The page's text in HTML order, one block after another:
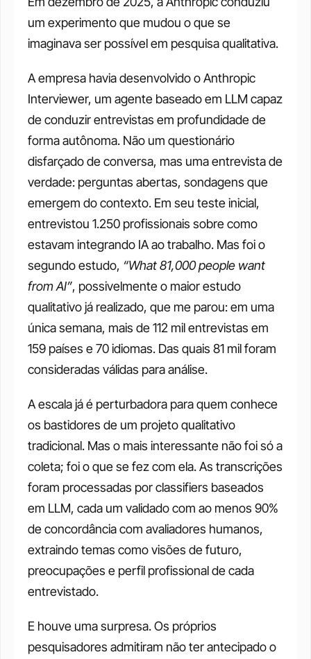
um experimento que mudou o que se
imaginava ser possível em pesquisa qualitativa.
A empresa havia desenvolvido o Anthropic
Interviewer, um agente baseado em LLM capaz
de conduzir entrevistas em profundidade de
forma autônoma. Não um questionário
disfarçado de conversa, mas uma entrevista de
verdade: perguntas abertas, sondagens que
emergem do contexto. Em seu teste inicial,
entrevistou 1.250 profissionais sobre como
estavam integrando IA ao trabalho. Mas foi o
segundo estudo, “What 81,000 people want
from AI”, possivelmente o maior estudo
qualitativo já realizado, que me parou: em uma
única semana, mais de 112 mil entrevistas em
159 países e 70 idiomas. Das quais 81 mil foram
consideradas válidas para análise.
A escala já é perturbadora para quem conhece
os bastidores de um projeto qualitativo
tradicional. Mas o mais interessante não foi só a
coleta; foi o que se fez com ela. As transcrições
foram processadas por classifiers baseados
em LLM, cada um validado com ao menos 90%
de concordância com avaliadores humanos,
extraindo temas como visões de futuro,
preocupações e perfil profissional de cada
entrevistado.
E houve uma surpresa. Os próprios
pesquisadores admitiram não ter antecipado o